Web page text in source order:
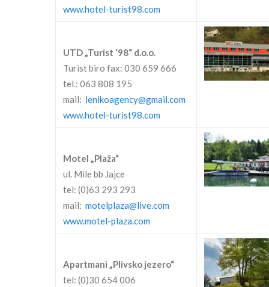
www.hotel-turist98.com
UTD „Turist ‘98“ d.o.o.
Turist biro fax: 030 659 666
tel.: 063 808 195
mail: lenikoagency@gmail.com
www.hotel-turist98.com
Motel „Plaža“
ul. Mile bb Jajce
tel: (0)63 293 293
mail:motelplaza@live.com
www.motel-plaza.com
Apartmani „Plivsko jezero“
tel: (0)30 654 006